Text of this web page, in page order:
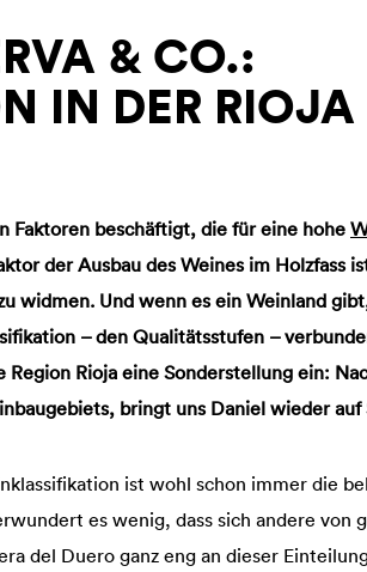
& CO.:
IN DER RIOJA
Faktoren beschäftigt, die für eine hohe
der Ausbau des Weines im Holzfass
widmen. Und wenn es ein Weinland
– den Qualitätsstufen –
Rioja eine Sonderstellung ein:
bringt uns Daniel wieder auf
ist wohl schon immer die
es wenig, dass sich andere von
del Duero ganz eng an dieser